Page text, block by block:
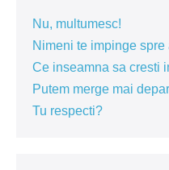
Nu, multumesc!
Nimeni te impinge spre
Ce inseamna sa cresti
Putem merge mai
Tu respecti?